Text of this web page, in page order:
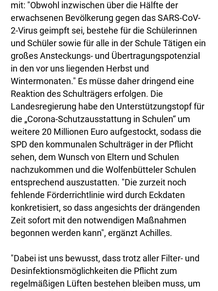
mit: "Obwohl inzwischen über die Hälfte der
erwachsenen Bevölkerung gegen das SARS-CoV-
2-Virus geimpft sei, bestehe für die Schülerinnen
und Schüler sowie für alle in der Schule Tätigen ein
großes Ansteckungs- und Übertragungspotenzial
in den vor uns liegenden Herbst und
Wintermonaten." Es müsse daher dringend eine
Reaktion des Schulträgers erfolgen. Die
Landesregierung habe den Unterstützungstopf für
die „Corona-Schutzausstattung in Schulen“ um
weitere 20 Millionen Euro aufgestockt, sodass die
SPD den kommunalen Schulträger in der Pflicht
sehen, dem Wunsch von Eltern und Schulen
nachzukommen und die Wolfenbütteler Schulen
entsprechend auszustatten. "Die zurzeit noch
fehlende Förderrichtlinie wird durch Eckdaten
konkretisiert, so dass angesichts der drängenden
Zeit sofort mit den notwendigen Maßnahmen
begonnen werden kann", ergänzt Achilles.
"Dabei ist uns bewusst, dass trotz aller Filter- und
Desinfektionsmöglichkeiten die Pflicht zum
regelmäßigen Lüften bestehen bleiben muss, um